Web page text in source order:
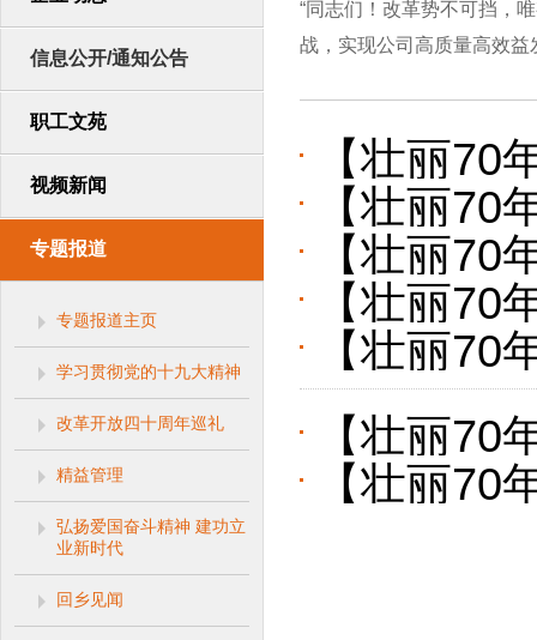
信息公开/通知公告
职工文苑
视频新闻
专题报道
专题报道主页
学习贯彻党的十九大精神
改革开放四十周年巡礼
精益管理
弘扬爱国奋斗精神 建功立
业新时代
回乡见闻
“同志们！改革势不可挡，
战，实现公司高质量高效益
【壮丽70
航谱新
【壮丽70
码
【壮丽70
歌——西
【壮丽
色榆林新
【壮丽70
音——陕
走笔
【壮丽70
进谱新
【壮丽70